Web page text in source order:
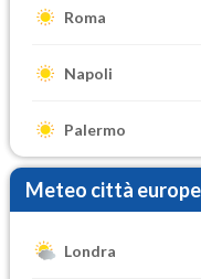
Roma
Napoli
Palermo
Meteo città
Londra